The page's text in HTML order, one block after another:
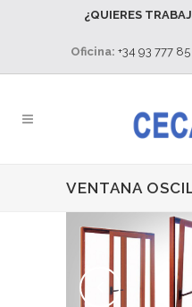
¿QUIERES
Oficina: +34 93 777 85
VENTANA